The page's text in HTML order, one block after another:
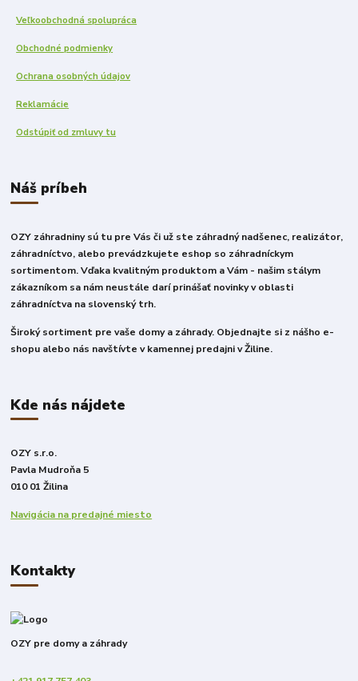
Veľkoobchodná spolupráca
Obchodné podmienky
Ochrana osobných údajov
Reklamácie
Odstúpiť od zmluvy tu
Náš príbeh
OZY záhradniny sú tu pre Vás či už ste záhradný nadšenec, realizátor,
záhradníctvo, alebo prevádzkujete eshop so záhradníckym
sortimentom. Vďaka kvalitným produktom a Vám - našim stálym
zákazníkom sa nám neustále darí prinášať novinky v oblasti
záhradníctva na slovenský trh.
Široký sortiment pre vaše domy a záhrady. Objednajte si z nášho e-
shopu alebo nás navštívte v kamennej predajni v Žiline.
Kde nás nájdete
OZY s.r.o.
Pavla Mudroňa 5
010 01 Žilina
Navigácia na predajné miesto
Kontakty
OZY pre domy a záhrady